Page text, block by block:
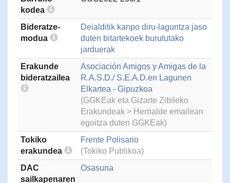
kodea
Bideratze-
modua
Deialditik kanpo diru-laguntza jaso
duten bitartekoek burututako
jarduerak
Erakunde
bideratzailea
Asociación Amigos y Amigas de la
R.A.S.D./ S.E.A.D.en Lagunen
Elkartea - Gipuzkoa
(GGKEak eta Gizarte Zibileko
Erakundeak > Herrialde emailean
egoitza duten GGKEak)
Tokiko
erakundea
Frente Polisario
(Tokiko Publikoa)
DAC
sailkapenaren
Osasuna